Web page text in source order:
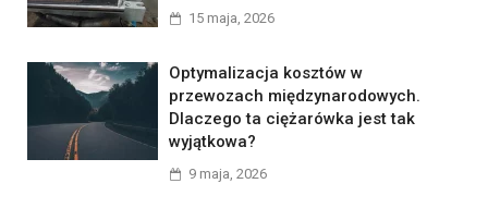
15 maja, 2026
Optymalizacja kosztów w
przewozach międzynarodowych.
Dlaczego ta ciężarówka jest tak
wyjątkowa?
9 maja, 2026